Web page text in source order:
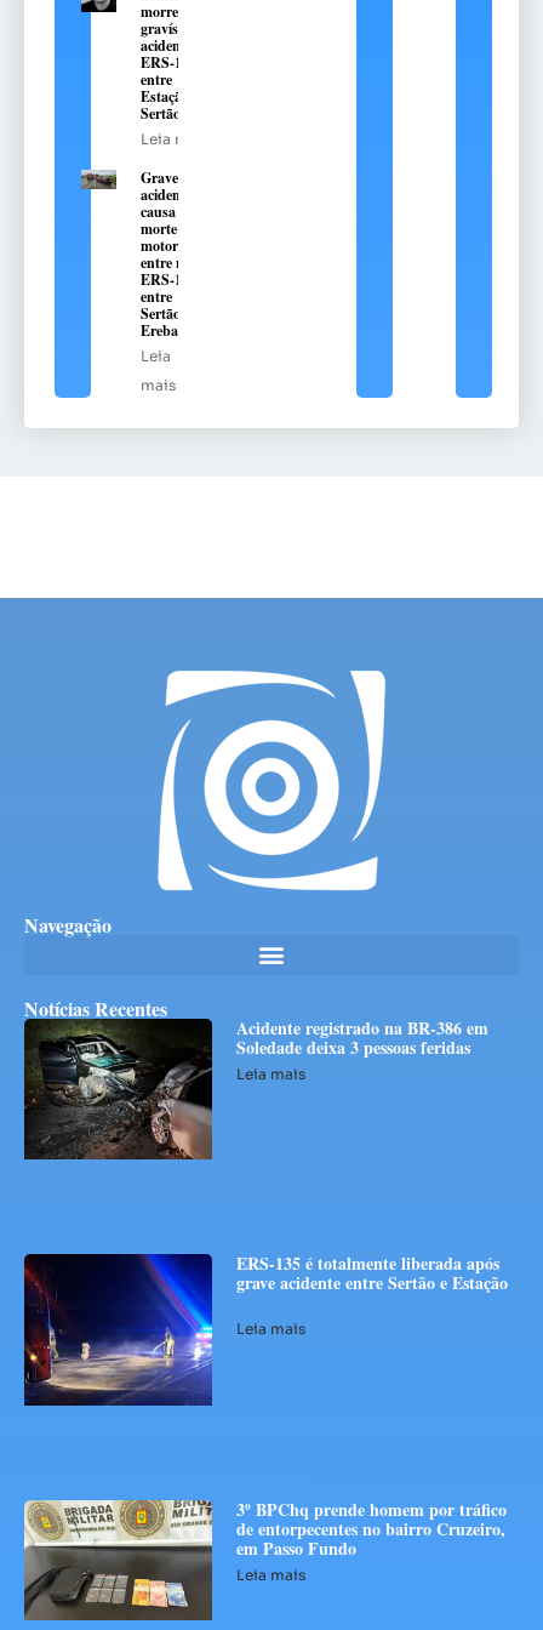
morreu em
gravíssimo
acidente na
ERS-135,
entre
Estação e
Sertão
Leia mais
Grave
acidente
causa
morte de
motorista
entre na
ERS-135,
entre
Sertão e
Erebango
Leia
mais
Navegação
Notícias Recentes
Acidente registrado na BR-386 em
Soledade deixa 3 pessoas feridas
Leia mais
ERS-135 é totalmente liberada após
grave acidente entre Sertão e Estação
Leia mais
3º BPChq prende homem por tráfico
de entorpecentes no bairro Cruzeiro,
em Passo Fundo
Leia mais